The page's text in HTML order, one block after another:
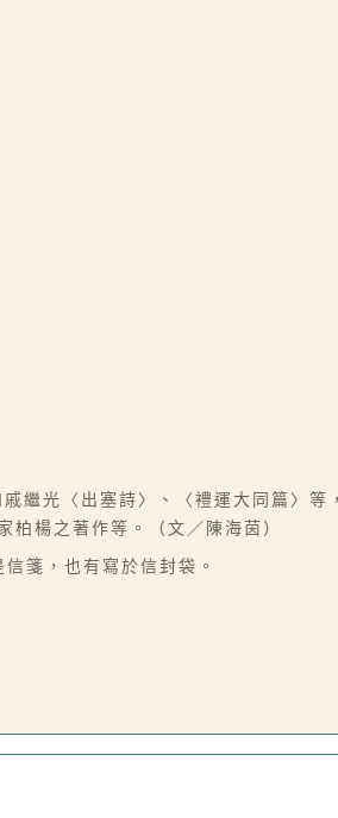
繼光〈出塞詩〉、〈禮運大同篇〉
柏楊之著作等。（文／陳海茵）
箋，也有寫於信封袋。